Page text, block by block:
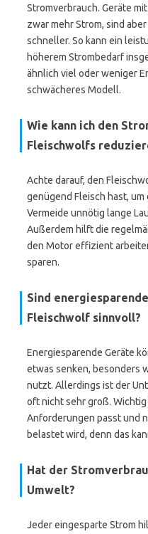
Stromverbrauch. Geräte
zwar mehr Strom, sind
schneller. So kann ein
höherem Strombedarf
ähnlich viel oder weniger
schwächeres Modell.
Wie kann ich den
Fleischwolfs
Achte darauf, den
genügend Fleisch hast,
Vermeide unnötig lange
Außerdem hilft die
den Motor effizient
sparen.
Sind
Fleischwolf sinnvoll?
Energiesparende Geräte
etwas senken, besonders
nutzt. Allerdings ist der
oft nicht sehr groß.
Anforderungen passt und
belastet wird, denn das
Hat der
Umwelt?
Jeder eingesparte Strom